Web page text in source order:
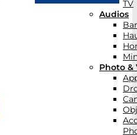
TV
Audios
Photo &